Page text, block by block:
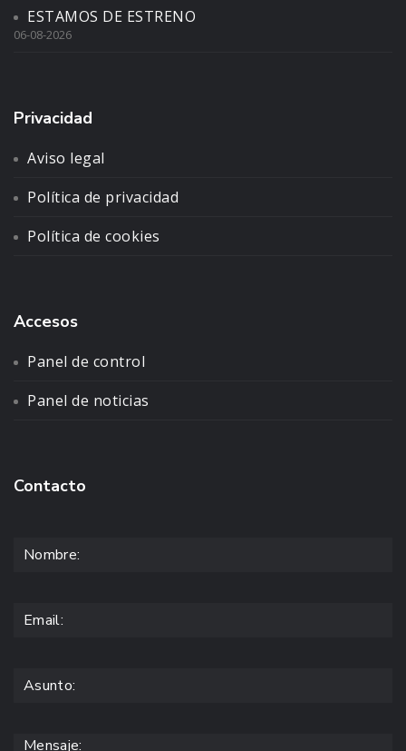
ESTAMOS DE ESTRENO
06-08-2026
Privacidad
Aviso legal
Política de privacidad
Política de cookies
Accesos
Panel de control
Panel de noticias
Contacto